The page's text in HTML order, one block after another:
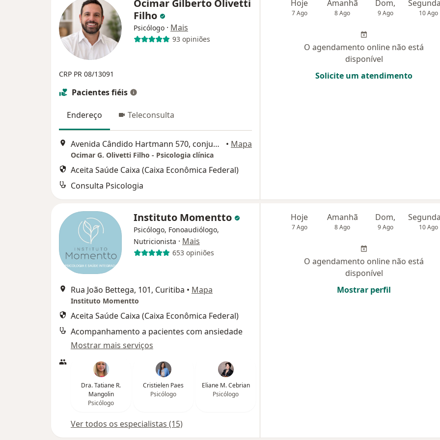
Ocimar Gilberto Olivetti
Filho
Psicólogo · Mais
93 opiniões
CRP PR 08/​13091
Pacientes fiéis
Endereço Teleconsulta
Avenida Cândido Hartmann 570, conjunto 222, Curitiba • Mapa
Ocimar G. Olivetti Filho - Psicologia clínica
Aceita Saúde Caixa (Caixa Econômica Federal)
Consulta Psicologia
Hoje
7 Ago
Amanhã
8 Ago
Dom,
9 Ago 10 Ago
O agendamento online não está
disponível
Solicite um atendimento
Instituto Momentto
Psicólogo, Fonoaudiólogo,
Nutricionista · Mais
653 opiniões
Rua João Bettega, 101, Curitiba • Mapa
Instituto Momentto
Aceita Saúde Caixa (Caixa Econômica Federal)
Acompanhamento a pacientes com ansiedade
Mostrar mais serviços
Dra. Tatiane R.
Mangolin
Psicólogo
Cristielen Paes
Psicólogo
Eliane M. Cebrian
Psicólogo
Ver todos os especialistas (15)
Hoje
7 Ago
Amanhã
8 Ago
Dom,
9 Ago 10 Ago
O agendamento online não está
disponível
Mostrar perfil